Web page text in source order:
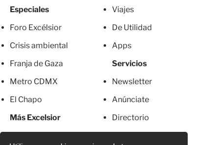
Especiales
Foro Excélsior
Crisis ambiental
Franja de Gaza
Metro CDMX
El Chapo
Más Excelsior
Viajes
De Utilidad
Apps
Servicios
Newsletter
Anúnciate
Directorio